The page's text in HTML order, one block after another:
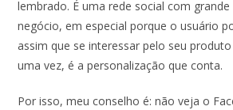
lembrado. É uma rede social com
negócio, em especial porque o usuário
assim que se interessar pelo seu
uma vez, é a personalização que conta.
Por isso, meu conselho é: não veja o